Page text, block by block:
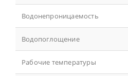
Водонепроницаемость
Водопоглощение
Рабочие температуры